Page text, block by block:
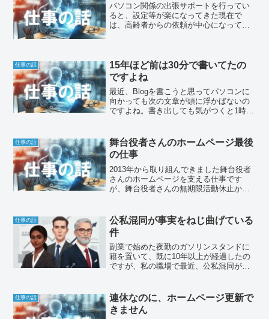
パソコン関係の出張サポートを行ってい
ると、設定等が楽になってきた現在で
は、高齢者からの依頼が中心になってい
仕事の話
15年ほど前は30分で書いてたの
ですよね
最近、Blogを書こうと思ってパソコンに
向かっても次の文章が頭に浮かばないの
ですよね。書き出しても気がつくと1時間
けない時間にこんな事を書こうと思って
いても行き...
仕事の話
舞台役者さんのホームページ最後
の仕事
2013年から取り組んできました舞台役者
さんのホームページを支える仕事です
が、舞台役者さんの無期限活動休止か
ホームページ最後の仕事として閉鎖の仕
事を行いました。
仕事の話
公私混同が事実をねじ曲げている
件
副業で始めた夜勤のガソリンスタンドに
籍を置いて、既に10年以上が経過したの
ですが、私の職場で最近、公私混同が事
に対して、その対応はいかがなものかと
考えているところです。
仕事の話
連休なのに、ホームページ更新で
きません